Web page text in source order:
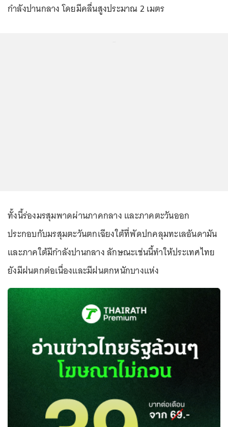
กำลังปานกลาง โดยมีคลื่นสูงประมาณ 2 เมตร
ทั้งนี้ร่องมรสุมพาดผ่านภาคกลาง และภาคตะวันออก
ประกอบกับมรสุมตะวันตกเฉียงใต้ที่พัดปกคลุมทะเลอันดามัน
และภาคใต้มีกำลังปานกลาง ลักษณะเช่นนี้ทำให้ประเทศไทย
ยังมีฝนตกต่อเนื่องและมีฝนตกหนักบางแห่ง